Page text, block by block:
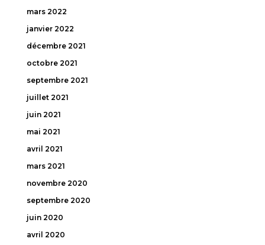
mars 2022
janvier 2022
décembre 2021
octobre 2021
septembre 2021
juillet 2021
juin 2021
mai 2021
avril 2021
mars 2021
novembre 2020
septembre 2020
juin 2020
avril 2020